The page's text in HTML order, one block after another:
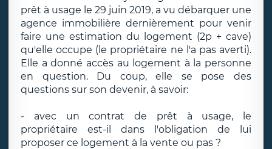
prêt à usage le 29 juin 2019, a vu débarquer une
agence immobilière dernièrement pour venir
faire une estimation du logement (2p + cave)
qu'elle occupe (le propriétaire ne l'a pas averti).
Elle a donné accès au logement à la personne
en question. Du coup, elle se pose des
questions sur son devenir, à savoir:
- avec un contrat de prêt à usage, le
propriétaire est-il dans l'obligation de lui
proposer ce logement à la vente ou pas ?